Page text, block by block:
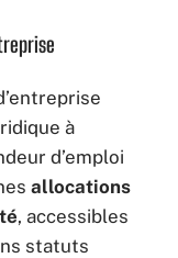
à
d’emploi
allocations
, accessibles
statuts